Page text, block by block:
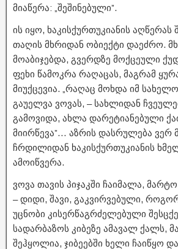
მიაწერა: „შეშინებული”.
ის იყო, ხაკისქურთუკიანის აღწერას
თაღის მხრიდან ობიექტი დაეძრო.
მოაბიჯებდა, გვერდზე მოქცეული
ფეხი წამოკრა რაღაცას, მაგრამ
მიუქცევია. „რაღაც მოხდა იმ
გაუელვა ვოვას, – სახლიდან
გამოვიდა, ახლა დარეტიანებული
მიირწევა”… აზრის დასრულება ვერ
ჩრდილიდან ხაკისქურთუკიანის
ამოიწვერა.
ვოვა თავის პიჯაკში ჩაიმალა,
– დიდი, შავი, გაკვირვებული,
უცნობი კისერწაგრძელებული
სადარბაზოს კიბეზე ამავალ ქალს,
შეჰყოლია, ჯიბეებში ხელი ჩაიწყო